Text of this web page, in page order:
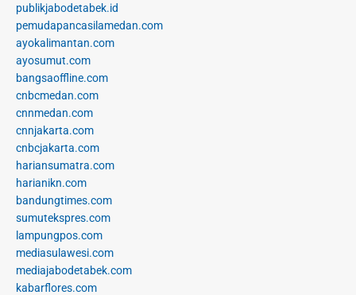
publikjabodetabek.id
pemudapancasilamedan.com
ayokalimantan.com
ayosumut.com
bangsaoffline.com
cnbcmedan.com
cnnmedan.com
cnnjakarta.com
cnbcjakarta.com
hariansumatra.com
harianikn.com
bandungtimes.com
sumutekspres.com
lampungpos.com
mediasulawesi.com
mediajabodetabek.com
kabarflores.com